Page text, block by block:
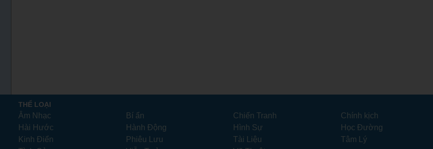
THỂ LOẠI
Âm Nhạc Bí ẩn Chiến Tranh Chính kịch
Hài Hước
Hành Động Hình Sự Học Đường
Kinh Điển
Phiêu Lưu Tài Liệu Tâm Lý